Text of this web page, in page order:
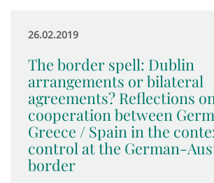
26.02.2019
The border spell: Dublin
arrangements or bilateral
agreements? Reflections
cooperation between
Greece / Spain in the
control at the German-
border